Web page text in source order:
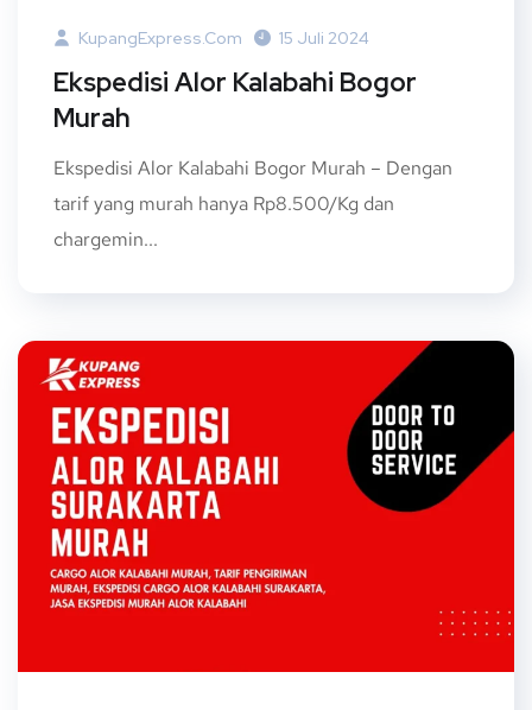
KupangExpress.com 15 Juli 2024
Ekspedisi Alor Kalabahi Bogor
Murah
Ekspedisi Alor Kalabahi Bogor Murah – Dengan
tarif yang murah hanya Rp8.500/Kg dan
chargemin...